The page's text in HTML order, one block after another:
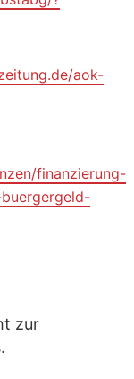
aok-
finanzierung-
zur